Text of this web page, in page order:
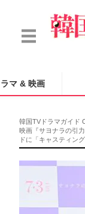
ラマ & 映画
韓国TVドラマガイド
映画『サヨナラの引
ドに「キャスティン